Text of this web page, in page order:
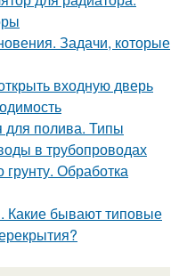
Задачи, которые
входную дверь
полива. Типы
в трубопроводах
Обработка
Какие бывают типовые